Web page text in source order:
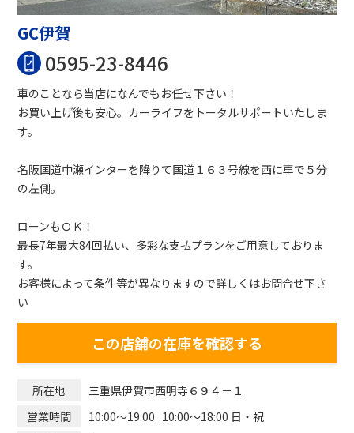
GC伊賀
0595-23-8446
車のことなら当店になんでもお任せ下さい！
お買い上げ後も安心。カーライフをトータルサポートいたしま
す。
名阪国道中瀬インターを降りて国道１６３号線を西に車で５分
の左側。
ローンもＯＫ！
最長7年最大84回払い、多彩な支払プランをご用意しておりま
す。
お客様によって条件等が異なりますので詳しくはお問合せ下さ
い
この店舗の在庫を確認する
所在地
三重県伊賀市西明寺６９４－１
営業時間
10:00～19:00 10:00～18:00 日・祝